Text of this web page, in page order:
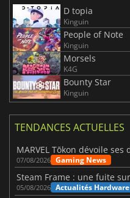
D topia
Kinguin
People of Note
Kinguin
Morsels
K4G
Bounty Star
Kinguin
TENDANCES ACTUELLES
07/08/2026 Gaming News
05/08/2026 Actualités Hardware